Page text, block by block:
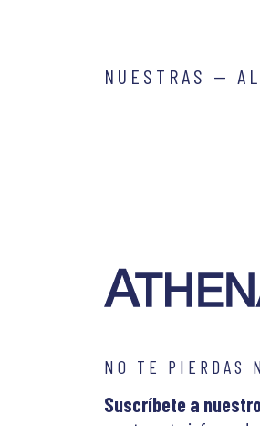
NUESTRAS —
NO TE PIERDAS
Suscríbete a